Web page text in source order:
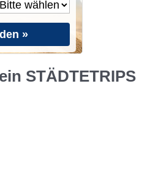
»
STÄDTETRIPS